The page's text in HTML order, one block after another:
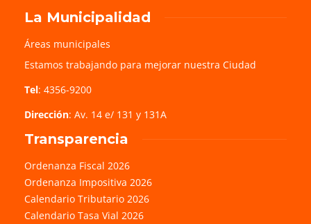
La Municipalidad
Áreas municipales
Estamos trabajando para mejorar nuestra Ciudad
Tel: 4356-9200
Dirección: Av. 14 e/ 131 y 131A
Transparencia
Ordenanza Fiscal 2026
Ordenanza Impositiva 2026
Calendario Tributario 2026
Calendario Tasa Vial 2026